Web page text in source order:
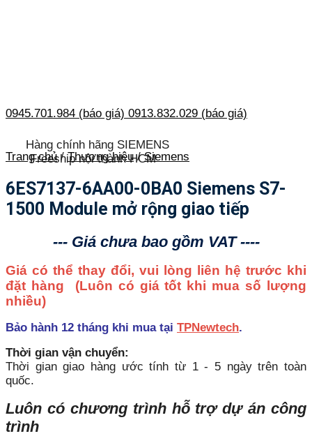
0945.701.984 (báo giá) 0913.832.029 (báo giá)
Hàng chính hãng SIEMENS
Freeship nội thành HCM
Trang chủ / Thương hiệu / Siemens
6ES7137-6AA00-0BA0 Siemens S7-
1500 Module mở rộng giao tiếp
--- Giá chưa bao gồm VAT ----
Giá có thể thay đổi, vui lòng liên hệ trước khi
đặt hàng (Luôn có giá tốt khi mua số lượng
nhiều)
Bảo hành 12 tháng khi mua tại TPNewtech.
Thời gian vận chuyển:
Thời gian giao hàng ước tính từ 1 - 5 ngày trên toàn
quốc.
Luôn có chương trình hỗ trợ dự án công
trình